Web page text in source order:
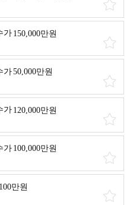
가 150,000만원
가50,000만원
가 120,000만원
가 100,000만원
만원